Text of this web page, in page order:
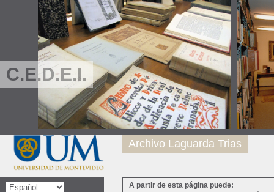
C.E.D.E.I.
A partir de esta página puede:
Archivo Laguarda Trias